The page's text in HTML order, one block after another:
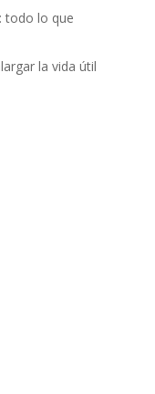
todo lo que
la vida útil